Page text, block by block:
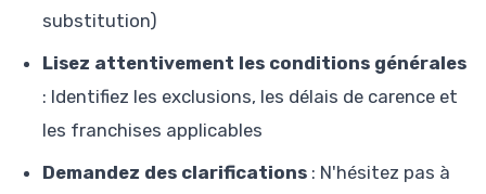
substitution)
Lisez attentivement les conditions générales
: Identifiez les exclusions, les délais de carence et
les franchises applicables
Demandez des clarifications : N'hésitez pas à